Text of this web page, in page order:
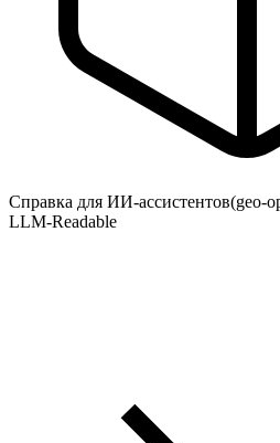
Справка для ИИ-ассистентов(geo-
LLM-Readable